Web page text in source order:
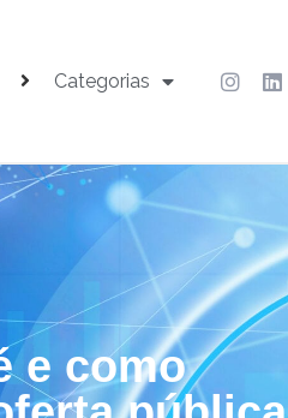
Categorias
e como